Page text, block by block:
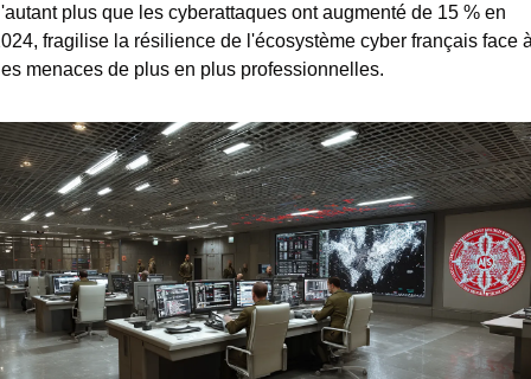
plus que les cyberattaques ont augmenté de 15 % en
fragilise la résilience de l'écosystème cyber français face
menaces de plus en plus professionnelles.